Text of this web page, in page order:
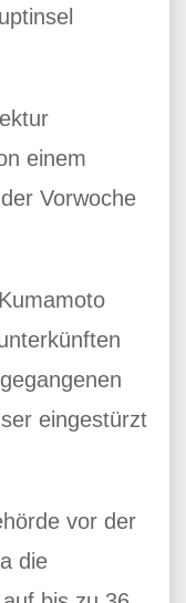
einem
Vorwoche
eingestürzt
vor der
die